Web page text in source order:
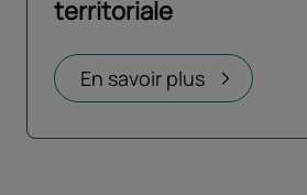
territoriale
En savoir plus
Ouvrir dans un nouvel onglet